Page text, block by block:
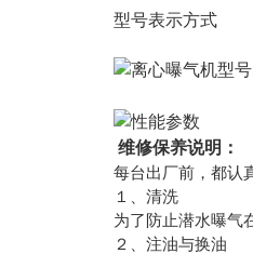
型号表示方式
维修保养说明：
每台出厂前，都认
１、清洗
为了防止潜水曝气
２、注油与换油